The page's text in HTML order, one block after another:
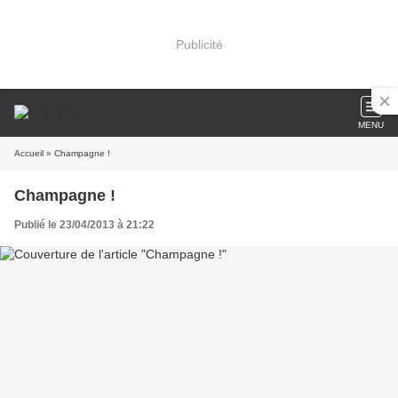
Publicité
MENU
Accueil » Champagne !
Champagne !
Publié le 23/04/2013 à 21:22